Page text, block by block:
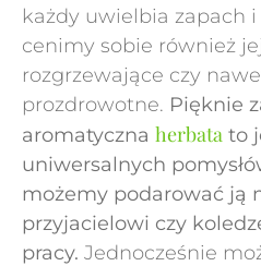
każdy uwielbia zapach
cenimy sobie również
rozgrzewające czy
prozdrowotne. Pięknie
aromatyczna herbata to
uniwersalnych
możemy podarować ją
przyjacielowi czy
pracy. Jednocześnie